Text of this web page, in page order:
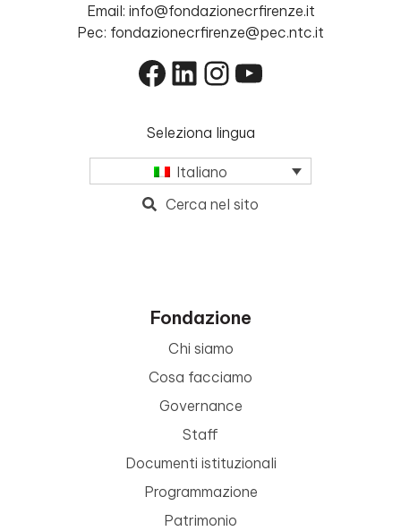
Email: info@fondazionecrfirenze.it
Pec: fondazionecrfirenze@pec.ntc.it
Facebook
LinkedIn
Instagram
YouTube
Seleziona lingua
Italiano
Cerca nel sito
Fondazione
Chi siamo
Cosa facciamo
Governance
Staff
Documenti istituzionali
Programmazione
Patrimonio